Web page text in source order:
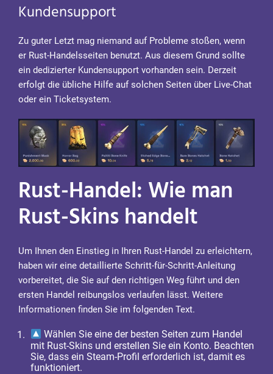
Kundensupport
Zu guter Letzt mag niemand auf Probleme stoßen, wenn
er Rust-Handelsseiten benutzt. Aus diesem Grund sollte
ein dedizierter Kundensupport vorhanden sein. Derzeit
erfolgt die übliche Hilfe auf solchen Seiten über Live-Chat
oder ein Ticketsystem.
Rust-Handel: Wie man
Rust-Skins handelt
Um Ihnen den Einstieg in Ihren Rust-Handel zu erleichtern,
haben wir eine detaillierte Schritt-für-Schritt-Anleitung
vorbereitet, die Sie auf den richtigen Weg führt und den
ersten Handel reibungslos verlaufen lässt. Weitere
Informationen finden Sie im folgenden Text.
Wählen Sie eine der besten Seiten zum Handel
mit Rust-Skins und erstellen Sie ein Konto. Beachten
Sie, dass ein Steam-Profil erforderlich ist, damit es
funktioniert.